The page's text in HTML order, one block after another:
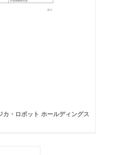
・ロボット ホールディングス